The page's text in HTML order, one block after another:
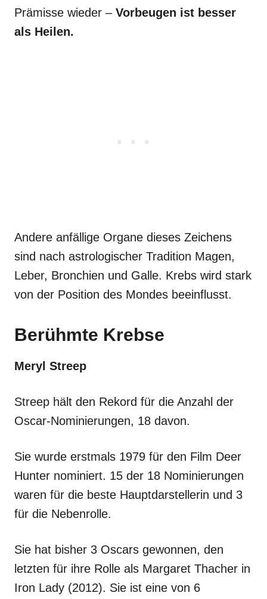
Prämisse wieder – Vorbeugen ist besser
als Heilen.
Andere anfällige Organe dieses Zeichens
sind nach astrologischer Tradition Magen,
Leber, Bronchien und Galle. Krebs wird stark
von der Position des Mondes beeinflusst.
Berühmte Krebse
Meryl Streep
Streep hält den Rekord für die Anzahl der
Oscar-Nominierungen, 18 davon.
Sie wurde erstmals 1979 für den Film Deer
Hunter nominiert. 15 der 18 Nominierungen
waren für die beste Hauptdarstellerin und 3
für die Nebenrolle.
Sie hat bisher 3 Oscars gewonnen, den
letzten für ihre Rolle als Margaret Thacher in
Iron Lady (2012). Sie ist eine von 6